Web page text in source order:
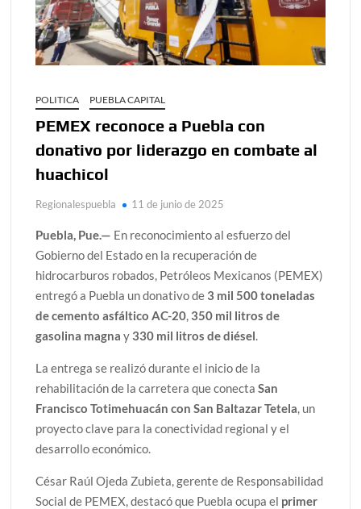
POLITICA PUEBLA CAPITAL
PEMEX reconoce a Puebla con
donativo por liderazgo en combate al
huachicol
Regionalespuebla 11 de junio de 2025
Puebla, Pue.— En reconocimiento al esfuerzo del
Gobierno del Estado en la recuperación de
hidrocarburos robados, Petróleos Mexicanos (PEMEX)
entregó a Puebla un donativo de 3 mil 500 toneladas
de cemento asfáltico AC-20, 350 mil litros de
gasolina magna y 330 mil litros de diésel.
La entrega se realizó durante el inicio de la
rehabilitación de la carretera que conectaSan
Francisco Totimehuacán con San Baltazar Tetela, un
proyecto clave para la conectividad regional y el
desarrollo económico.
César Raúl Ojeda Zubieta, gerente de Responsabilidad
Social de PEMEX, destacó que Puebla ocupa el primer